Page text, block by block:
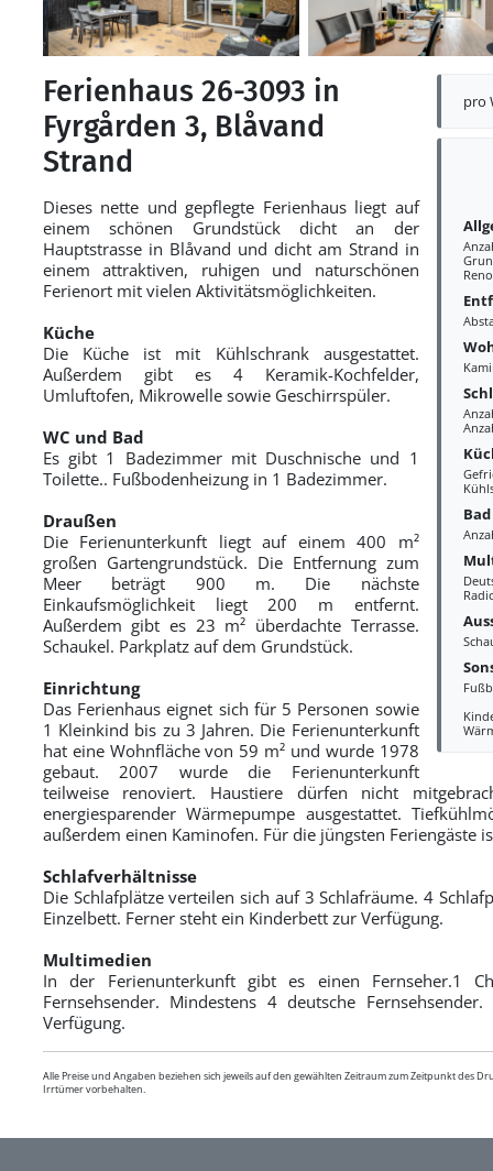
pro
Bad
Ferienhaus 26-3093 in
Fyrgården 3, Blåvand
Strand
Dieses nette und gepflegte Ferienhaus liegt auf
einem schönen Grundstück dicht an der
Hauptstrasse in Blåvand und dicht am Strand in
einem attraktiven, ruhigen und naturschönen
Ferienort mit vielen Aktivitätsmöglichkeiten.
Küche
Die Küche ist mit Kühlschrank ausgestattet.
Außerdem gibt es 4 Keramik-Kochfelder,
Umluftofen, Mikrowelle sowie Geschirrspüler.
WC und Bad
Es gibt 1 Badezimmer mit Duschnische und 1
Toilette.. Fußbodenheizung in 1 Badezimmer.
Draußen
Die Ferienunterkunft liegt auf einem 400 m²
großen Gartengrundstück. Die Entfernung zum
Meer beträgt 900 m. Die nächste
Einkaufsmöglichkeit liegt 200 m entfernt.
Außerdem gibt es 23 m² überdachte Terrasse.
Schaukel. Parkplatz auf dem Grundstück.
Einrichtung
Das Ferienhaus eignet sich für 5 Personen sowie
1 Kleinkind bis zu 3 Jahren. Die Ferienunterkunft
hat eine Wohnfläche von 59 m² und wurde 1978
gebaut. 2007 wurde die Ferienunterkunft
teilweise renoviert. Haustiere dürfen nicht
energiesparender Wärmepumpe ausgestattet.
außerdem einen Kaminofen. Für die jüngsten Feriengäste
Schlafverhältnisse
Die Schlafplätze verteilen sich auf 3 Schlafräume. 4
Einzelbett. Ferner steht ein Kinderbett zur Verfügung.
Multimedien
In der Ferienunterkunft gibt es einen Fernseher.1
Fernsehsender. Mindestens 4 deutsche
Verfügung.
Alle Preise und Angaben beziehen sich jeweils auf den gewählten Zeitraum zum Zeitpunkt des
Irrtümer vorbehalten.